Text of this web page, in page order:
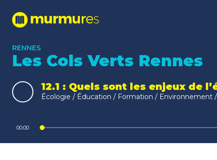
RENNES
Les Cols Verts Rennes
12.1 : Quels sont les enjeux de
Écologie / Éducation / Formation / Environnement
audio
00:00